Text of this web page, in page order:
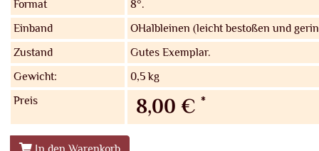
Format
8°.
Einband
OHalbleinen (leicht bestoßen und
Zustand
Gutes Exemplar.
Gewicht:
0,5 kg
Preis
8,00 € *